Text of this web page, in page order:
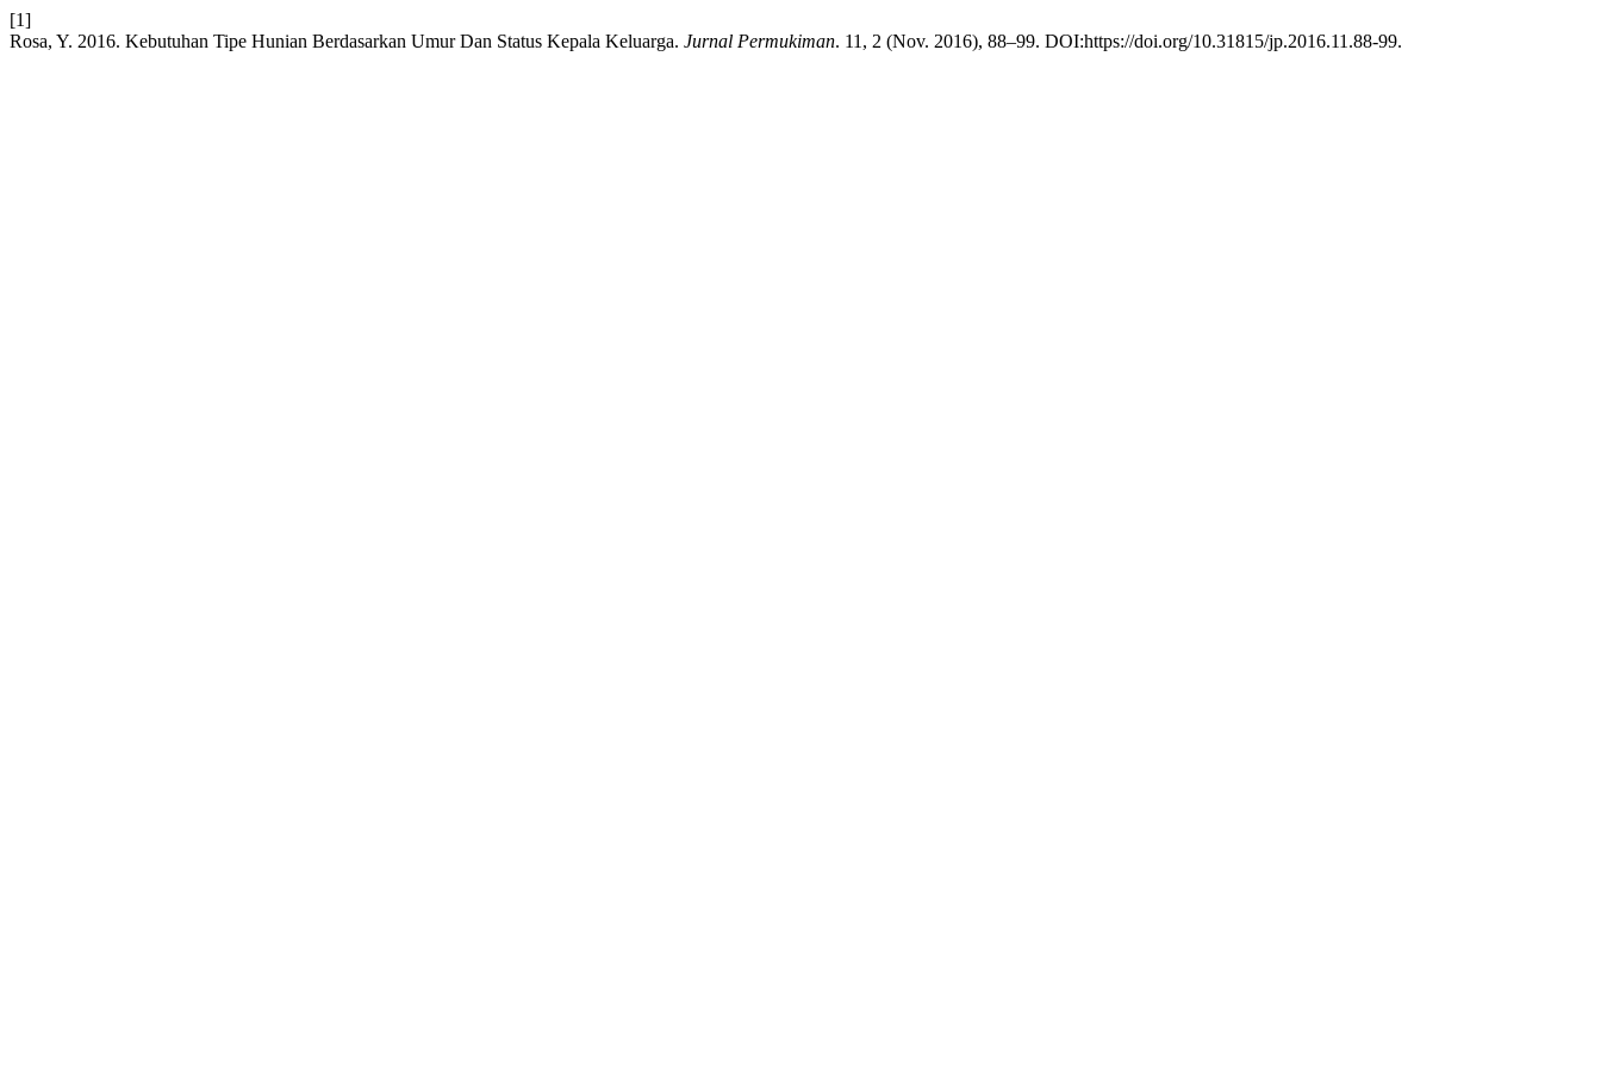
[1]
Rosa, Y. 2016. Kebutuhan Tipe Hunian Berdasarkan Umur Dan Status Kepala Keluarga. Jurnal Permukiman. 11, 2 (Nov. 2016), 88–99. DOI:https://doi.org/10.31815/jp.2016.11.88-99.